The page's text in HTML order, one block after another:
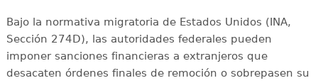
Bajo la normativa migratoria de Estados Unidos (INA,
Sección 274D), las autoridades federales pueden
imponer sanciones financieras a extranjeros que
desacaten órdenes finales de remoción o sobrepasen su